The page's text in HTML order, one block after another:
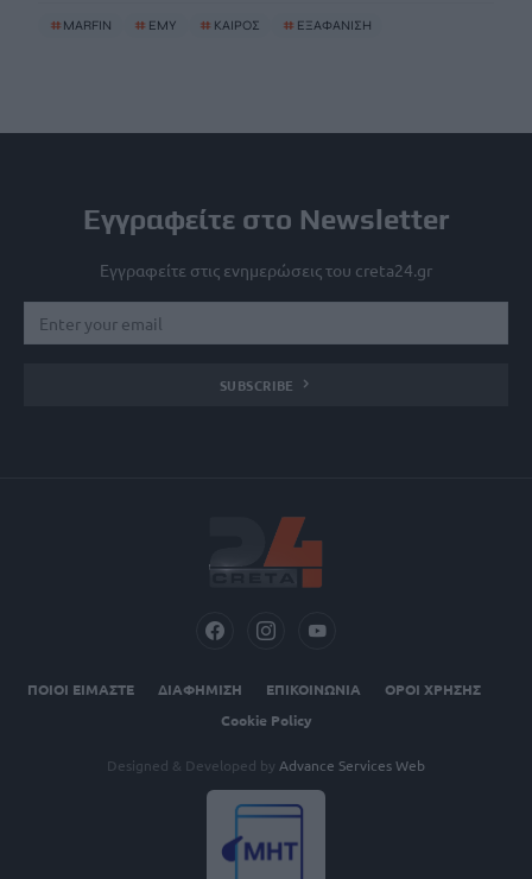
# MARFIN # ΕΜΥ # ΚΑΙΡΟΣ # ΕΞΑΦΑΝΙΣΗ
Εγγραφείτε στο Newsletter
Εγγραφείτε στις ενημερώσεις του creta24.gr
SUBSCRIBE
ΠΟΙΟΙ ΕΙΜΑΣΤΕ ΔΙΑΦΗΜΙΣΗ ΕΠΙΚΟΙΝΩΝΙΑ
ΟΡΟΙ ΧΡΗΣΗΣ
Cookie Policy
Designed & Developed by Advance Services Web